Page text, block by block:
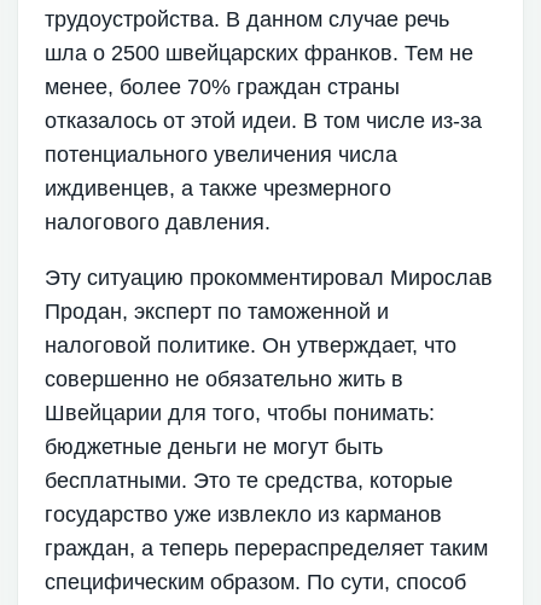
трудоустройства. В данном случае речь
шла о 2500 швейцарских франков. Тем не
менее, более 70% граждан страны
отказалось от этой идеи. В том числе из-за
потенциального увеличения числа
иждивенцев, а также чрезмерного
налогового давления.
Эту ситуацию прокомментировал Мирослав
Продан, эксперт по таможенной и
налоговой политике. Он утверждает, что
совершенно не обязательно жить в
Швейцарии для того, чтобы понимать:
бюджетные деньги не могут быть
бесплатными. Это те средства, которые
государство уже извлекло из карманов
граждан, а теперь перераспределяет таким
специфическим образом. По сути, способ